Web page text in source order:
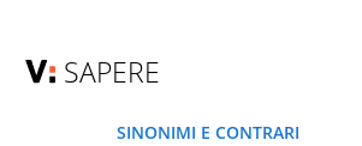
SAPERE
SINONIMI E CONTRARI